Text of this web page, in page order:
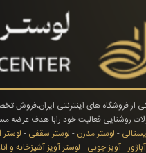
ار فروشگاه های اینترنتی ایران،فروش
روشنایی فعالیت خود رابا هدف عرضه
- لوستر مدرن - لوستر سقفی -
-آویز چوبی -لوستر آویز آشپزخانه و